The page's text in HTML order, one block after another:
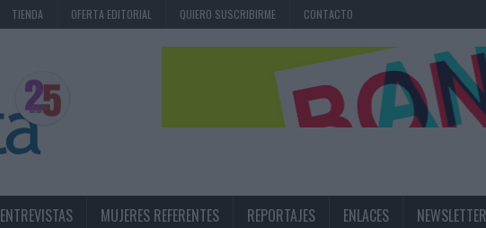
TIENDA OFERTA EDITORIAL QUIERO SUSCRIBIRME CONTACTO
ENTREVISTAS MUJERES REFERENTES REPORTAJES ENLACES NEWSLETTER